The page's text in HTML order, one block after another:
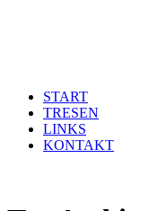
START
TRESEN
LINKS
KONTAKT